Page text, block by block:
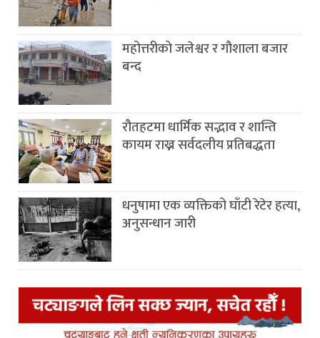
महोत्तरीको जलेश्वर र गौशाला बजार
बन्द
रौतहटमा धार्मिक सद्भाव र शान्ति
कायम राख्न सर्वदलीय प्रतिबद्धता
धनुषामा एक व्यक्तिको घाँटी रेटेर हत्या,
अनुसन्धान जारी